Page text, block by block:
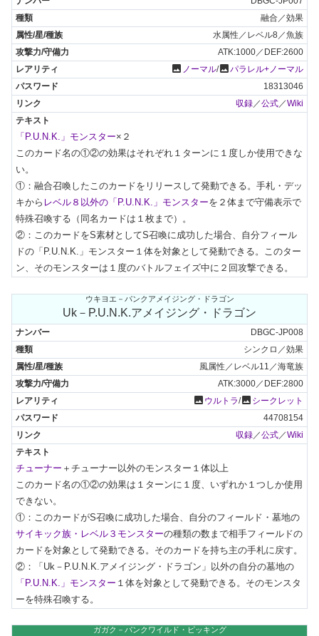
融合／効果
水属性／レベル8／魚族
ATK:1000／DEF:2600
photo ノーマル/photoパラレル+ノーマル
18313046
収録／公式／Wiki
「P.U.N.K.」モンスター×２
このカード名の①②の効果はそれぞれ１ターンに１度しか使用できな
い。
①：融合召喚したこのカードをリリースして発動できる。手札・デッ
キから レベル８以外の「P.U.N.K.」モンスターを２体まで守備表示で
特殊召喚する（同名カードは１枚まで）。
②：このカードをS素材としてS召喚に成功した場合、自分フィール
ドの「P.U.N.K.」モンスター１体を対象として発動できる。このター
ン、そのモンスターは１度のバトルフェイズ中に２回攻撃できる。
ウキヨエ－パンクアメイジング・ドラゴン
Uk－P.U.N.K.アメイジング・ドラゴン
DBGC-JP008
シンクロ／効果
風属性／レベル11／海竜族
ATK:3000／DEF:2800
photo ウルトラ/photo シークレット
44708154
収録 ／公式 ／Wiki
チューナー ＋チューナー以外のモンスター１体以上
このカード名の①②の効果は１ターンに１度、いずれか１つしか使用
できない。
①：このカードがS召喚に成功した場合、自分のフィールド・墓地の
サイキック族・レベル３モンスターの種類の数まで相手フィールドの
カードを対象として発動できる。そのカードを持ち主の手札に戻す。
②：「Uk－P.U.N.K.アメイジング・ドラゴン」以外の自分の墓地の
「P.U.N.K.」モンスター １体を対象として発動できる。そのモンスタ
ーを特殊召喚する。
ガガク－パンクワイルド・ピッキング